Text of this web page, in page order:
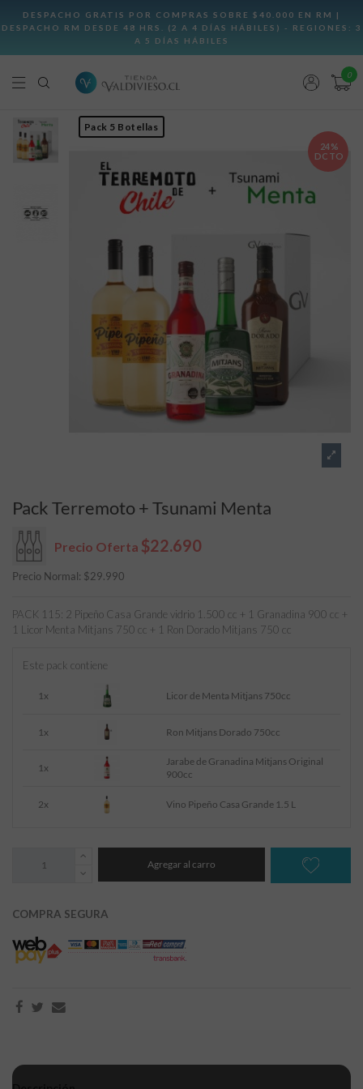
0
Pack 5 Botellas
24%
DCTO
Pack Terremoto + Tsunami Menta
Precio Oferta $22.690
Precio Normal: $29.990
PACK 115: 2 Pipeño Casa Grande vidrio 1.500 cc + 1 Granadina 900 cc +
1 Licor Menta Mitjans 750 cc + 1 Ron Dorado Mitjans 750 cc
Este pack contiene
1x Licor de Menta Mitjans 750cc
1x Ron Mitjans Dorado 750cc
1x
Jarabe de Granadina Mitjans Original
900cc
2x Vino Pipeño Casa Grande 1.5 L
Agregar al carro
COMPRA SEGURA